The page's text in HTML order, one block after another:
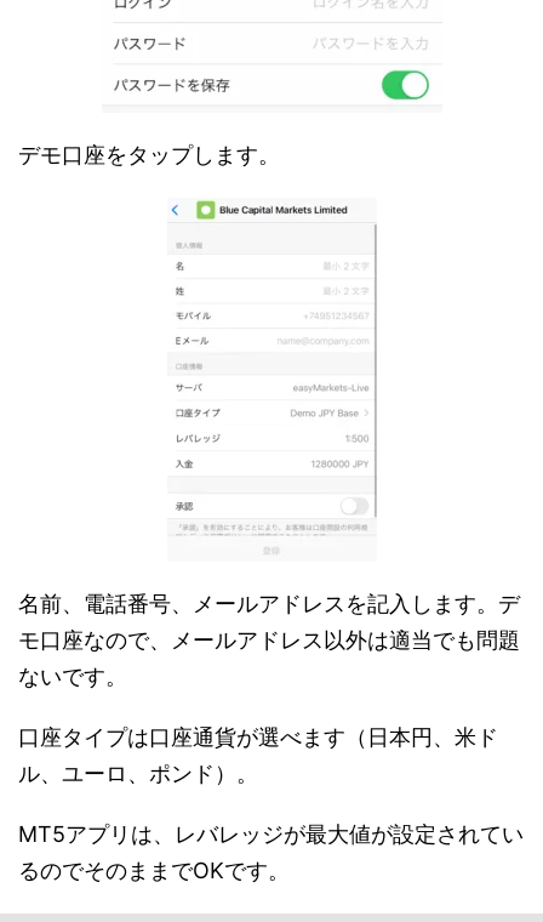
デモ口座をタップします。
名前、電話番号、メールアドレスを記入します。デ
モ口座なので、メールアドレス以外は適当でも問題
ないです。
口座タイプは口座通貨が選べます（日本円、米ド
ル、ユーロ、ポンド）。
MT5アプリは、レバレッジが最大値が設定されてい
るのでそのままでOKです。